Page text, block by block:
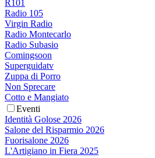
R101
Radio 105
Virgin Radio
Radio Montecarlo
Radio Subasio
Comingsoon
Superguidatv
Zuppa di Porro
Non Sprecare
Cotto e Mangiato
Eventi
Identità Golose 2026
Salone del Risparmio 2026
Fuorisalone 2026
L'Artigiano in Fiera 2025